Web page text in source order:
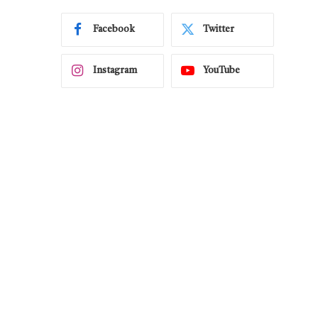
Facebook Twitter
Instagram YouTube